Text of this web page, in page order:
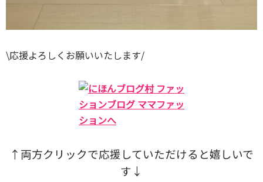
\応援よろしくお願いいたします/
↑両方クリックで応援していただけると嬉しいで
す↓